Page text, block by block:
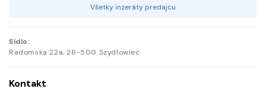
Všetky inzeráty predajcu
Sídlo:
Radomska 22a, 26-500 Szydłowiec
Kontakt